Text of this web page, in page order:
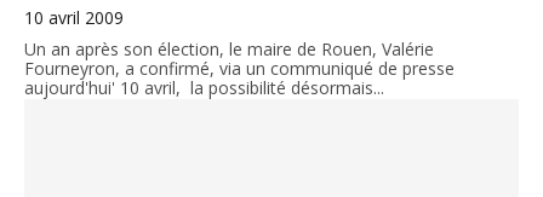
10 avril 2009
Un an après son élection, le maire de Rouen, Valérie
Fourneyron, a confirmé, via un communiqué de presse
aujourd'hui' 10 avril, la possibilité désormais...